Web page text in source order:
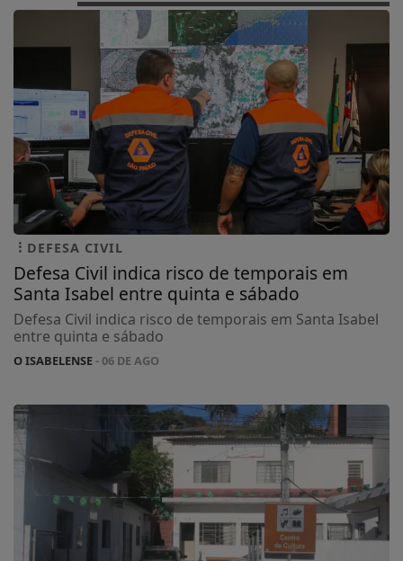
DEFESA CIVIL
Defesa Civil indica risco de temporais em
Santa Isabel entre quinta e sábado
Defesa Civil indica risco de temporais em Santa Isabel
entre quinta e sábado
O ISABELENSE- 06 DE AGO